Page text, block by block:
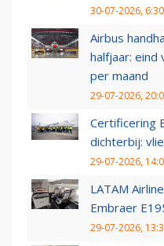
30-07-2026, 6:30
Airbus
halfjaar: eind
per maand
29-07-2026,
Certificering
dichterbij:
29-07-2026,
LATAM
Embraer
29-07-2026,